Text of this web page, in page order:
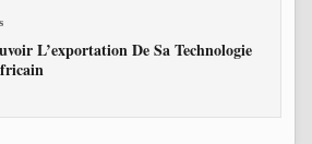
L’exportation De Sa Technologie